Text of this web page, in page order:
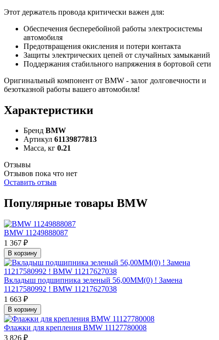
Этот держатель провода критически важен для:
Обеспечения бесперебойной работы электросистемы
автомобиля
Предотвращения окисления и потери контакта
Защиты электрических цепей от случайных замыканий
Поддержания стабильного напряжения в бортовой сети
Оригинальный компонент от BMW - залог долговечности и
безотказной работы вашего автомобиля!
Характеристики
Бренд BMW
Артикул 61139877813
Масса, кг 0.21
Отзывы
Отзывов пока что нет
Оставить отзыв
Популярные товары BMW
BMW 11249888087
1 367 ₽
В корзину
Вкладыш подшипника зеленый 56,00MM(0) ! Замена
11217580992 ! BMW 11217627038
1 663 ₽
В корзину
Флажки для крепления BMW 11127780008
3 826 ₽